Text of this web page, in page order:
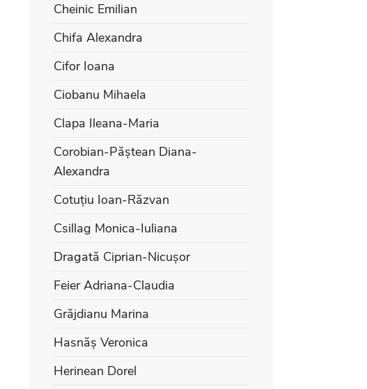
Cheinic Emilian
Chifa Alexandra
Cifor Ioana
Ciobanu Mihaela
Clapa Ileana-Maria
Corobian-Păștean Diana-
Alexandra
Cotuțiu Ioan-Răzvan
Csillag Monica-Iuliana
Dragată Ciprian-Nicușor
Feier Adriana-Claudia
Grăjdianu Marina
Hasnăș Veronica
Herinean Dorel